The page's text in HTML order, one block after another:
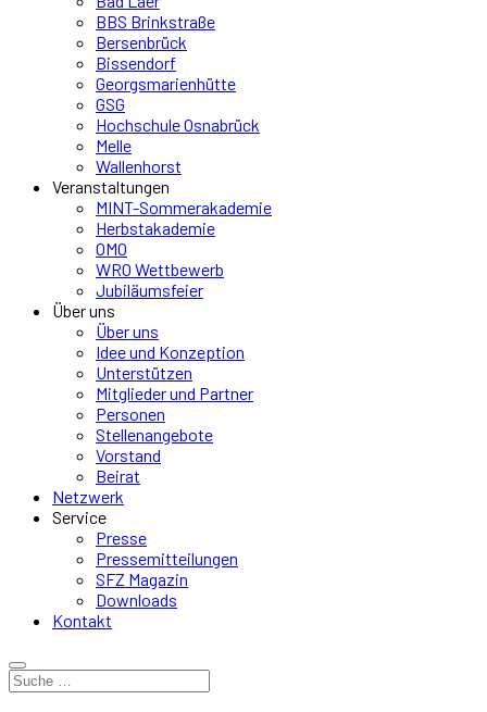
BBS Brinkstraße
Bersenbrück
Bissendorf
Georgsmarienhütte
GSG
Hochschule Osnabrück
Melle
Wallenhorst
Veranstaltungen
MINT-Sommerakademie
Herbstakademie
OMO
WRO Wettbewerb
Jubiläumsfeier
Über uns
Über uns
Idee und Konzeption
Unterstützen
Mitglieder und Partner
Personen
Stellenangebote
Vorstand
Beirat
Netzwerk
Service
Presse
Pressemitteilungen
SFZ Magazin
Downloads
Kontakt